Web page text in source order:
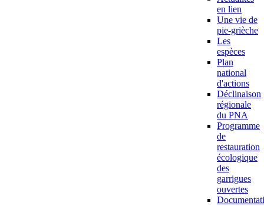
en lien
Une vie de
pie-grièche
Les
espèces
Plan
national
d'actions
Déclinaison
régionale
du PNA
Programme
de
restauration
écologique
des
garrigues
ouvertes